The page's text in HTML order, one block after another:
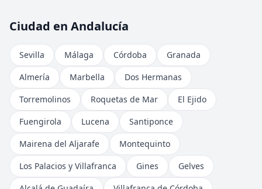
Ciudad en Andalucía
Sevilla Málaga Córdoba
Granada
Almería
Marbella
Dos Hermanas
Torremolinos
Roquetas de Mar
El Ejido
Fuengirola
Lucena
Santiponce
Mairena del Aljarafe
Montequinto
Los Palacios y Villafranca
Gines
Gelves